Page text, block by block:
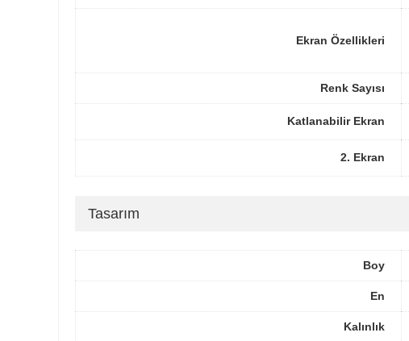
Ekran Özellikleri
Renk Sayısı
Katlanabilir Ekran
2. Ekran
Tasarım
Boy
En
Kalınlık